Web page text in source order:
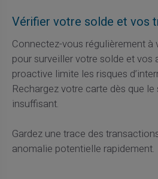
Vérifier votre solde et vos
Connectez-vous régulièrement à
pour surveiller votre solde et vos
proactive limite les risques
Rechargez votre carte dès que
insuffisant.
Gardez une trace des
anomalie potentielle rapidement.